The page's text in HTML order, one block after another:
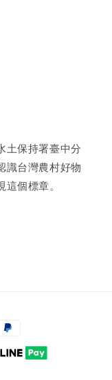
土保持署臺中分
識台灣農村好物
個標章。